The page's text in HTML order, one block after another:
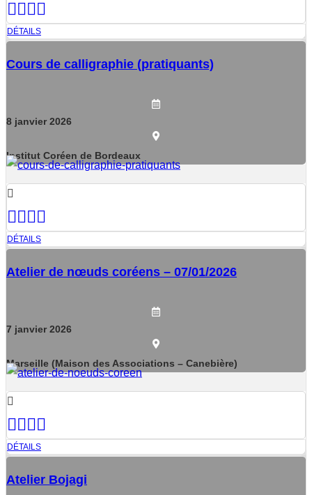
DÉTAILS
Cours de calligraphie (pratiquants)
8 janvier 2026
Institut Coréen de Bordeaux
DÉTAILS
Atelier de nœuds coréens – 07/01/2026
7 janvier 2026
Marseille (Maison des Associations – Canebière)
DÉTAILS
Atelier Bojagi